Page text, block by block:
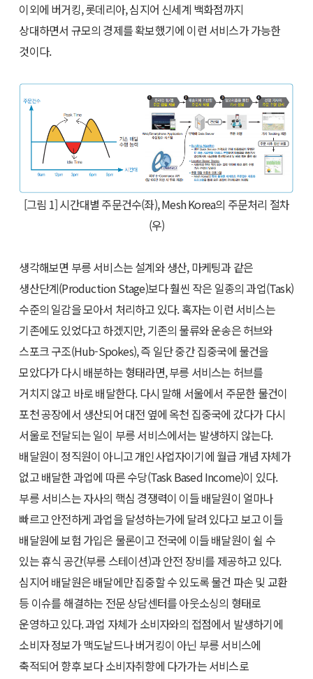
이외에 버거킹, 롯데리아, 심지어 신세계 백화점까지
상대하면서 규모의 경제를 확보했기에 이런 서비스가 가능한
것이다.
[그림 1] 시간대별 주문건수(좌), Mesh Korea의 주문처리 절차
(우)
생각해보면 부릉 서비스는 설계와 생산, 마케팅과 같은
생산단계(Production Stage)보다 훨씬 작은 일종의 과업(Task)
수준의 일감을 모아서 처리하고 있다. 혹자는 이런 서비스는
기존에도 있었다고 하겠지만, 기존의 물류와 운송은 허브와
스포크 구조(Hub-Spokes), 즉 일단 중간 집중국에 물건을
모았다가 다시 배분하는 형태라면, 부릉 서비스는 허브를
거치지 않고 바로 배달한다. 다시 말해 서울에서 주문한 물건이
포천 공장에서 생산되어 대전 옆에 옥천 집중국에 갔다가 다시
서울로 전달되는 일이 부릉 서비스에서는 발생하지 않는다.
배달원이 정직원이 아니고 개인사업자이기에 월급 개념 자체가
없고 배달한 과업에 따른 수당(Task Based Income)이 있다.
부릉 서비스는 자사의 핵심 경쟁력이 이들 배달원이 얼마나
빠르고 안전하게 과업을 달성하는가에 달려 있다고 보고 이들
배달원에 보험 가입은 물론이고 전국에 이들 배달원이 쉴 수
있는 휴식 공간(부릉 스테이션)과 안전 장비를 제공하고 있다.
심지어 배달원은 배달에만 집중할 수 있도록 물건 파손 및 교환
등 이슈를 해결하는 전문 상담센터를 아웃소싱의 형태로
운영하고 있다. 과업 자체가 소비자와의 접점에서 발생하기에
소비자 정보가 맥도날드나 버거킹이 아닌 부릉 서비스에
축적되어 향후 보다 소비자취향에 다가가는 서비스로